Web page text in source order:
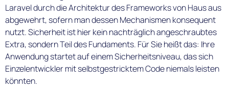
Laravel durch die Architektur des Frameworks von Haus aus
abgewehrt, sofern man dessen Mechanismen konsequent
nutzt. Sicherheit ist hier kein nachträglich angeschraubtes
Extra, sondern Teil des Fundaments. Für Sie heißt das: Ihre
Anwendung startet auf einem Sicherheitsniveau, das sich
Einzelentwickler mit selbstgestricktem Code niemals leisten
könnten.